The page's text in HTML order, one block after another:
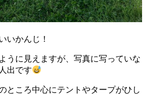
いかんじ！
うに見えますが、写真に写っていな
出です
ところ中心にテントやタープがひし